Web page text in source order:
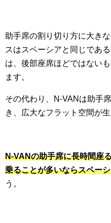
助手席の割り切り方に大き
スはスペーシアと同じであ
は、後部座席ほどではない
ます。
その代わり、N-VANは助手
き、広大なフラット空間が生
N-VANの助手席に長時間座
乗ることが多いならスペー
う。